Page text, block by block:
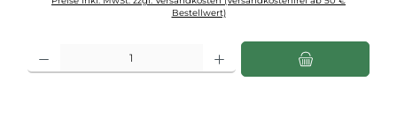
Bestellwert)
Produkt Anzahl: Gib den gewünschten Wert ein oder benutze die Schaltflächen